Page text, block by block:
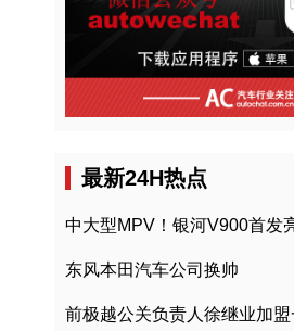
最新24H热点
中大型MPV！银河V900首发
东风本田汽车公司换帅
前极越公关负责人徐继业加盟